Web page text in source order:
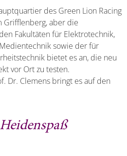
des Green Lion Racing
Grifflenberg, aber die
Fakultäten für Elektrotechnik,
sowie der für
bietet es an, die neu
vor Ort zu testen.
Dr. Clemens bringt es auf den